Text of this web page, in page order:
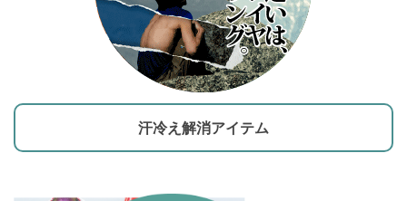
汗冷え解消アイテム